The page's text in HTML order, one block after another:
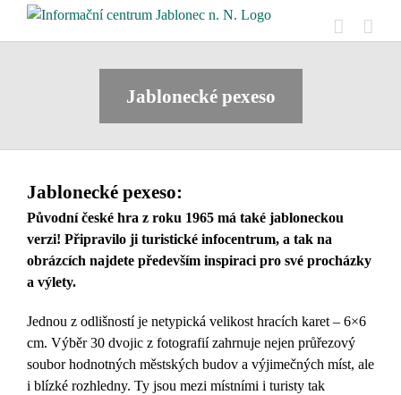
Přeskočit
Jablonecké pexeso
Jablonecké pexeso:
Původní české hra z roku 1965 má také jabloneckou
verzi! Připravilo ji turistické infocentrum, a tak na
obrázcích najdete především inspiraci pro své procházky
a výlety.
Jednou z odlišností je netypická velikost hracích karet – 6×6
cm. Výběr 30 dvojic z fotografií zahrnuje nejen průřezový
soubor hodnotných městských budov a výjimečných míst, ale
i blízké rozhledny. Ty jsou mezi místními i turisty tak